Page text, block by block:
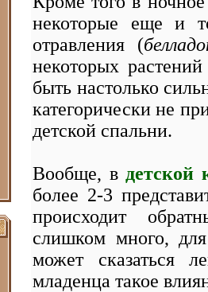
некоторые еще и
отравления (
некоторых
быть настолько
категорически не
детской спальни.
Вообще, в детской
более 2-3
происходит
слишком много, для
может сказаться
младенца такое